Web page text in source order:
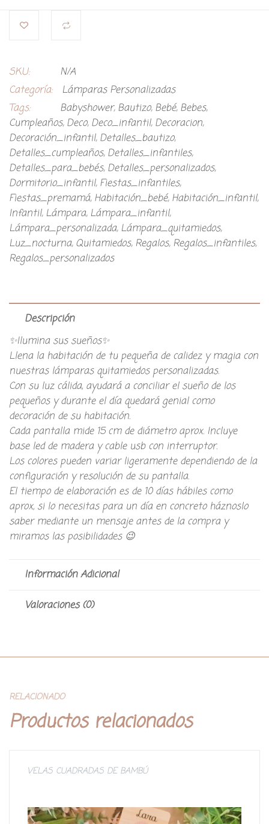
SKU:
N/A
Categoría:
Lámparas Personalizadas
Tags:
Babyshower, Bautizo, Bebé, Bebes,
Cumpleaños, Deco, Deco_infantil, Decoracion,
Decoración_infantil, Detalles_bautizo,
Detalles_cumpleaños, Detalles_infantiles,
Detalles_para_bebés, Detalles_personalizados,
Dormitorio_infantil, Fiestas_infantiles,
Fiestas_premamá, Habitación_bebé, Habitación_infantil,
Infantil, Lámpara, Lámpara_infantil,
Lámpara_personalizada, Lámpara_quitamiedos,
Luz_nocturna, Quitamiedos, Regalos, Regalos_infantiles,
Regalos_personalizados
Descripción
✨Ilumina sus sueños✨
Llena la habitación de tu pequeña de calidez y magia con
nuestras lámparas quitamiedos personalizadas.
Con su luz cálida, ayudará a conciliar el sueño de los
pequeños y durante el día quedará genial como
decoración de su habitación.
Cada pantalla mide 15 cm de diámetro aprox. Incluye
base led de madera y cable usb con interruptor.
Los colores pueden variar ligeramente dependiendo de la
configuración y resolución de su pantalla.
El tiempo de elaboración es de 10 días hábiles como
aprox, si lo necesitas para un día en concreto háznoslo
saber mediante un mensaje antes de la compra y
miramos las posibilidades 😉
Información Adicional
Valoraciones (0)
RELACIONADO
Productos relacionados
VELAS CUADRADAS DE BAMBÚ